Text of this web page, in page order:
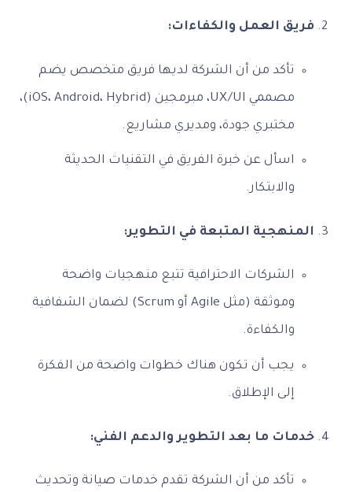
فريق العمل والكفاءات:
تأكد من أن الشركة لديها فريق متخصص يضم
مصممي UX/UI، مبرمجين (iOS، Android، Hybrid)،
مختبري جودة، ومديري مشاريع.
اسأل عن خبرة الفريق في التقنيات الحديثة
والابتكار.
المنهجية المتبعة في التطوير:
الشركات الاحترافية تتبع منهجيات واضحة
وموثقة (مثل Agile أو Scrum) لضمان الشفافية
والكفاءة.
يجب أن تكون هناك خطوات واضحة من الفكرة
إلى الإطلاق.
خدمات ما بعد التطوير والدعم الفني:
تأكد من أن الشركة تقدم خدمات صيانة وتحديث